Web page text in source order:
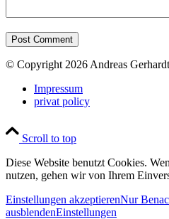
© Copyright 2026 Andreas Gerhardt
Impressum
privat policy
Scroll to top
Diese Website benutzt Cookies.
nutzen, gehen wir von Ihrem
Einstellungen akzeptierenNur
ausblendenEinstellungen